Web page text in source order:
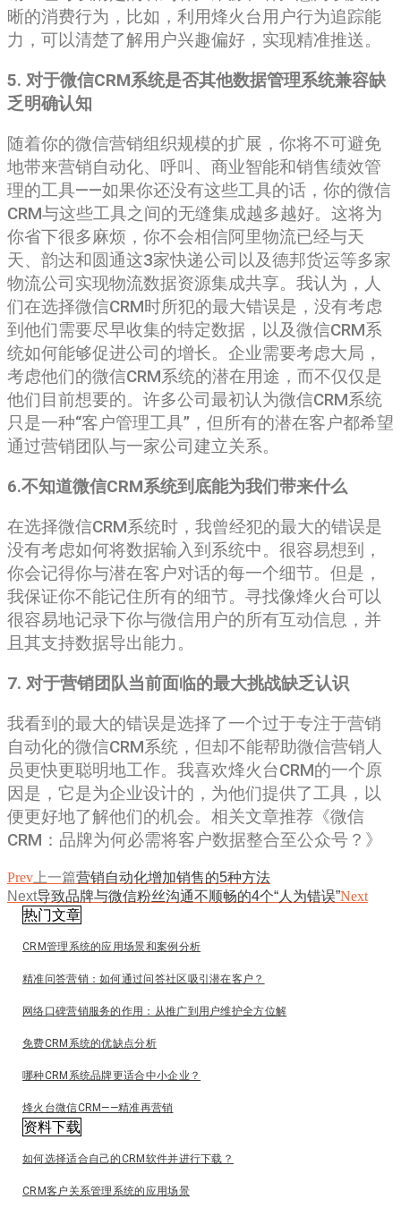
晰的消费行为，比如，利用烽火台用户行为追踪能
力，可以清楚了解用户兴趣偏好，实现精准推送。
5. 对于微信CRM系统是否其他数据管理系统兼容缺
乏明确认知
随着你的微信营销组织规模的扩展，你将不可避免
地带来营销自动化、呼叫、商业智能和销售绩效管
理的工具——如果你还没有这些工具的话，你的微信
CRM与这些工具之间的无缝集成越多越好。这将为
你省下很多麻烦，你不会相信阿里物流已经与天
天、韵达和圆通这3家快递公司以及德邦货运等多家
物流公司实现物流数据资源集成共享。我认为，人
们在选择微信CRM时所犯的最大错误是，没有考虑
到他们需要尽早收集的特定数据，以及微信CRM系
统如何能够促进公司的增长。企业需要考虑大局，
考虑他们的微信CRM系统的潜在用途，而不仅仅是
他们目前想要的。许多公司最初认为微信CRM系统
只是一种“客户管理工具”，但所有的潜在客户都希望
通过营销团队与一家公司建立关系。
6.不知道微信CRM系统到底能为我们带来什么
在选择微信CRM系统时，我曾经犯的最大的错误是
没有考虑如何将数据输入到系统中。很容易想到，
你会记得你与潜在客户对话的每一个细节。但是，
我保证你不能记住所有的细节。寻找像烽火台可以
很容易地记录下你与微信用户的所有互动信息，并
且其支持数据导出能力。
7. 对于营销团队当前面临的最大挑战缺乏认识
我看到的最大的错误是选择了一个过于专注于营销
自动化的微信CRM系统，但却不能帮助微信营销人
员更快更聪明地工作。我喜欢烽火台CRM的一个原
因是，它是为企业设计的，为他们提供了工具，以
便更好地了解他们的机会。相关文章推荐《微信
CRM：品牌为何必需将客户数据整合至公众号？》
Prev 上一篇营销自动化增加销售的5种方法
Next导致品牌与微信粉丝沟通不顺畅的4个“人为错误”Next
热门文章
CRM管理系统的应用场景和案例分析
精准问答营销：如何通过问答社区吸引潜在客户？
网络口碑营销服务的作用：从推广到用户维护全方位解
免费CRM系统的优缺点分析
哪种CRM系统品牌更适合中小企业？
烽火台微信CRM——精准再营销
资料下载
如何选择适合自己的CRM软件并进行下载？
CRM客户关系管理系统的应用场景